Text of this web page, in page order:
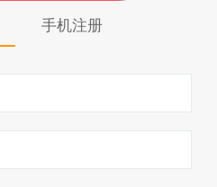
手机注册